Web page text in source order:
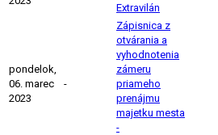
Extravilán
pondelok,
06. marec
2023
-
Zápisnica z
otvárania a
vyhodnotenia
zámeru
priameho
prenájmu
majetku mesta
-